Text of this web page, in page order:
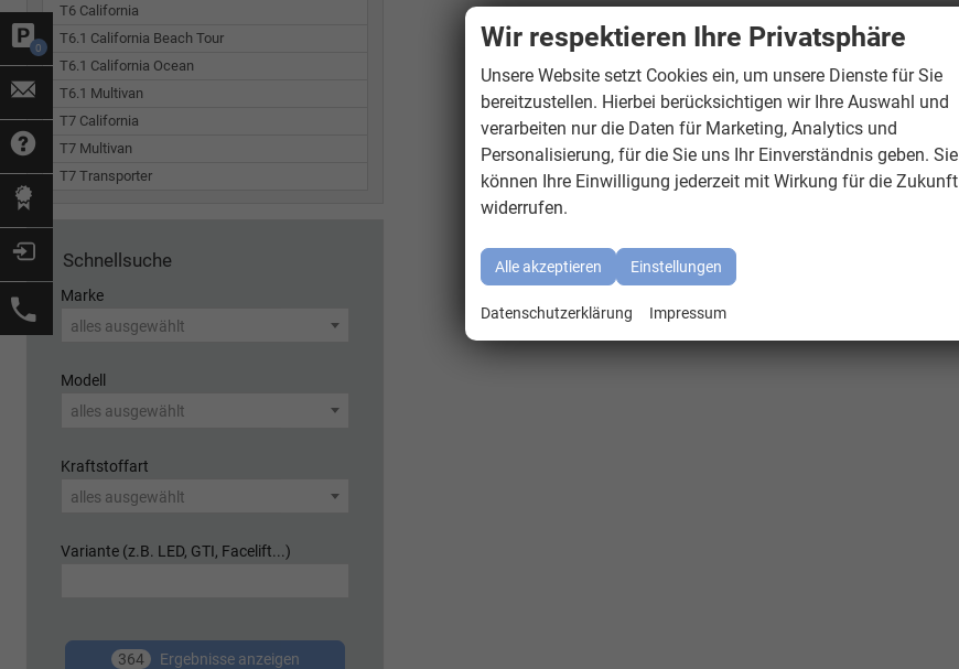
0
T6 California
T6.1 California Beach Tour
T6.1 California Ocean
T6.1 Multivan
T7 California
T7 Multivan
T7 Transporter
Schnellsuche
Marke
alles ausgewählt
Modell
alles ausgewählt
Kraftstoffart
alles ausgewählt
Variante (z.B. LED, GTI, Facelift...)
364 Ergebnisse anzeigen
Wir respektieren Ihre Privatsphäre
Unsere Website setzt Cookies ein, um unsere Dienste für Sie
bereitzustellen. Hierbei berücksichtigen wir Ihre Auswahl und
verarbeiten nur die Daten für Marketing, Analytics und
Personalisierung, für die Sie uns Ihr Einverständnis geben. Sie
können Ihre Einwilligung jederzeit mit Wirkung für die Zukunft
widerrufen.
Alle akzeptieren Einstellungen
Datenschutzerklärung Impressum